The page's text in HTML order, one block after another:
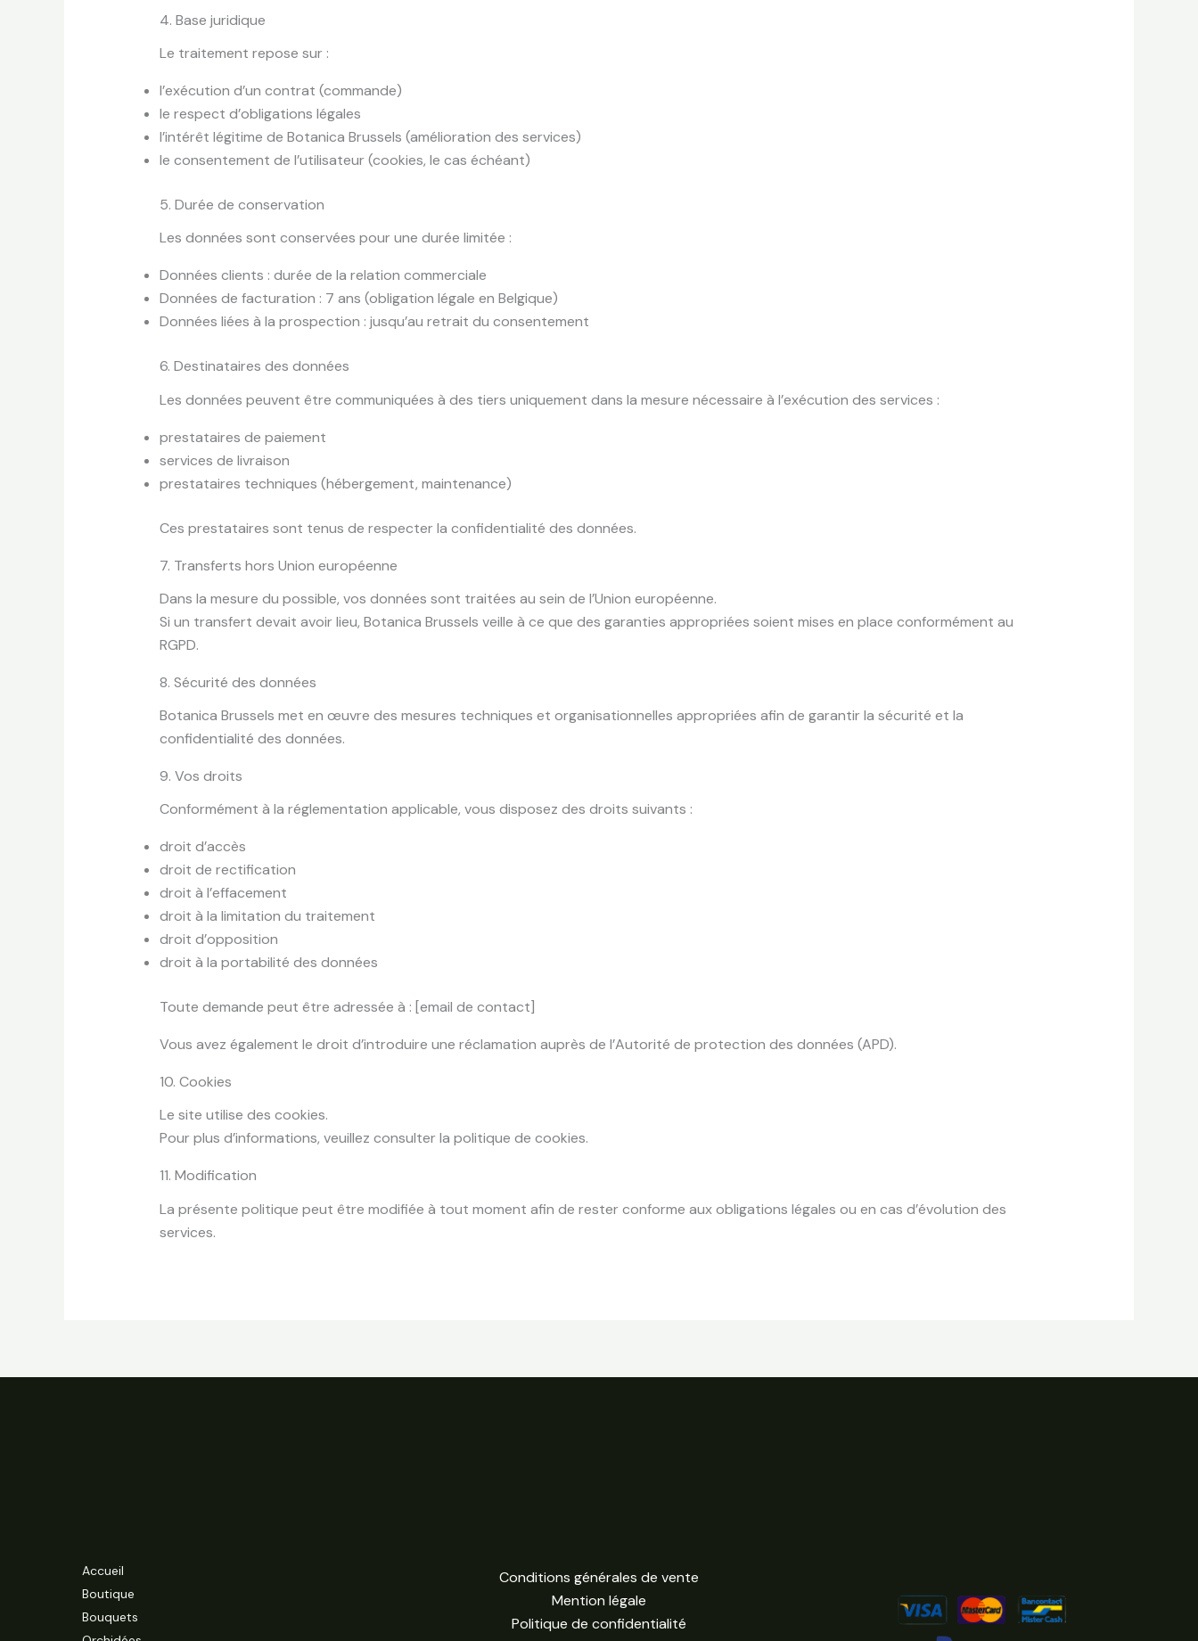
4. Base juridique
Le traitement repose sur :
l’exécution d’un contrat (commande)
le respect d’obligations légales
l’intérêt légitime de Botanica Brussels (amélioration des services)
le consentement de l’utilisateur (cookies, le cas échéant)
5. Durée de conservation
Les données sont conservées pour une durée limitée :
Données clients : durée de la relation commerciale
Données de facturation : 7 ans (obligation légale en Belgique)
Données liées à la prospection : jusqu’au retrait du consentement
6. Destinataires des données
Les données peuvent être communiquées à des tiers uniquement dans la mesure nécessaire à l’exécution des services :
prestataires de paiement
services de livraison
prestataires techniques (hébergement, maintenance)
Ces prestataires sont tenus de respecter la confidentialité des données.
7. Transferts hors Union européenne
Dans la mesure du possible, vos données sont traitées au sein de l’Union européenne.
Si un transfert devait avoir lieu, Botanica Brussels veille à ce que des garanties appropriées soient mises en place conformément au
RGPD.
8. Sécurité des données
Botanica Brussels met en œuvre des mesures techniques et organisationnelles appropriées afin de garantir la sécurité et la
confidentialité des données.
9. Vos droits
Conformément à la réglementation applicable, vous disposez des droits suivants :
droit d’accès
droit de rectification
droit à l’effacement
droit à la limitation du traitement
droit d’opposition
droit à la portabilité des données
Toute demande peut être adressée à : [email de contact]
Vous avez également le droit d’introduire une réclamation auprès de l’Autorité de protection des données (APD).
10. Cookies
Le site utilise des cookies.
Pour plus d’informations, veuillez consulter la politique de cookies.
11. Modification
La présente politique peut être modifiée à tout moment afin de rester conforme aux obligations légales ou en cas d’évolution des
services.
Accueil
Boutique
Bouquets
Conditions générales de vente
Mention légale
Politique de confidentialité